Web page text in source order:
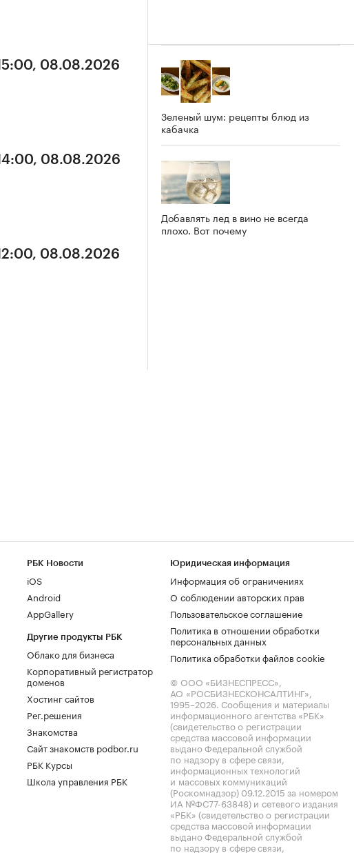
08.08.2026
08.08.2026
08.08.2026
Зеленый шум: рецепты блюд из
кабачка
Добавлять лед в вино не всегда
плохо. Вот почему
РБК Новости
iOS
Android
AppGallery
Другие продукты РБК
Облако для бизнеса
Корпоративный регистратор
доменов
Хостинг сайтов
Рег.решения
Знакомства
Сайт знакомств podbor.ru
РБК Курсы
Школа управления РБК
Юридическая информация
Информация об ограничениях
О соблюдении авторских прав
Пользовательское соглашение
Политика в отношении обработки
персональных данных
Политика обработки файлов cookie
© ООО «БИЗНЕСПРЕСС»,
АО «РОСБИЗНЕСКОНСАЛТИНГ»,
1995–2026. Сообщения и материалы
информационного агентства «РБК»
(свидетельство о регистрации
средства массовой информации
выдано Федеральной службой
по надзору в сфере связи,
информационных технологий
и массовых коммуникаций
(Роскомнадзор) 09.12.2015 за номером
ИА №ФС77-63848) и сетевого издания
«РБК» (свидетельство о регистрации
средства массовой информации
выдано Федеральной службой
по надзору в сфере связи,